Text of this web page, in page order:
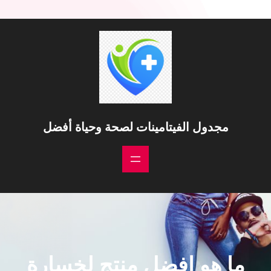
مجدول الفيتامينات لصحة وحياة أفضل
ما هو افضل منتج لخسارة